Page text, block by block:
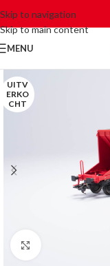
Skip to navigation
Skip to main content
MENU
UITV
ERKO
CHT